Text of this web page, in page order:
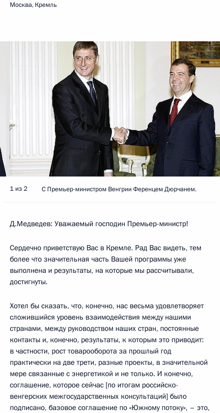
Москва, Кремль
1 из 2 С Премьер-министром Венгрии Ференцем Дюрчанем.
Д.Медведев: Уважаемый господин Премьер-министр!
Сердечно приветствую Вас в Кремле. Рад Вас видеть, тем
более что значительная часть Вашей программы уже
выполнена и результаты, на которые мы рассчитывали,
достигнуты.
Хотел бы сказать, что, конечно, нас весьма удовлетворяет
сложившийся уровень взаимодействия между нашими
странами, между руководством наших стран, постоянные
контакты и, конечно, результаты, к которым это приводит:
в частности, рост товарооборота за прошлый год
практически на две трети, разные проекты, в значительной
мере связанные с энергетикой и не только. И конечно,
соглашение, которое сейчас [по итогам российско-
венгерских межгосударственных консультаций] было
подписано, базовое соглашение по «Южному потоку», – это,